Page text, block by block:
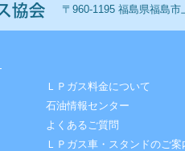
一般社団法人 福島ＬＰ
〒960-1195 福島県福島
ＬＰガス料金について
石油情報センター
よくあるご質問
ＬＰガス車・スタンドのご案